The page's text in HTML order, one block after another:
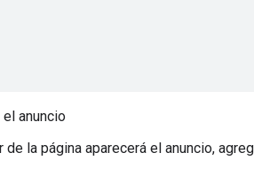
el anuncio
de la página aparecerá el anuncio,